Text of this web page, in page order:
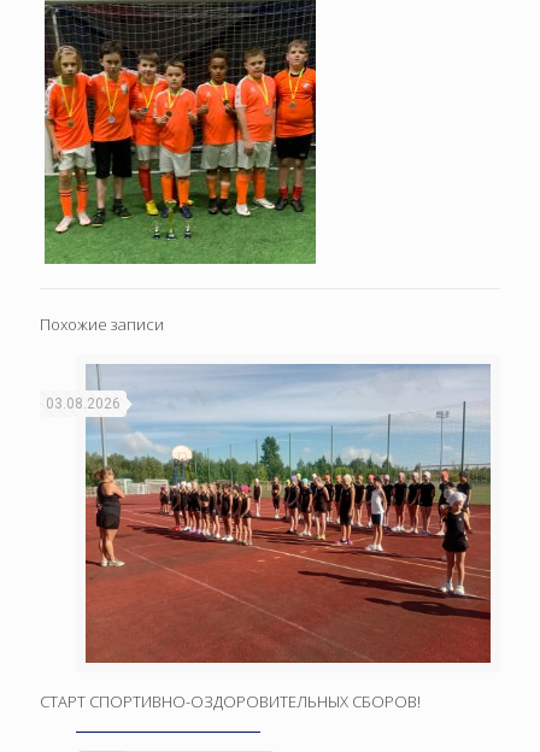
Похожие записи
03.08.2026
СТАРТ СПОРТИВНО-ОЗДОРОВИТЕЛЬНЫХ СБОРОВ!